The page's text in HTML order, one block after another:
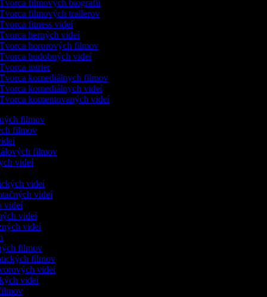
filmových biografií
filmových trailerov
fitness videí
herných videí
hororových filmov
hudobných videí
intrier
komediálnych filmov
komediálnych videí
komentovaných videí
filmov
filmov
filmov
videí
videí
videí
videí
videí
videí
filmov
filmov
videí
videí